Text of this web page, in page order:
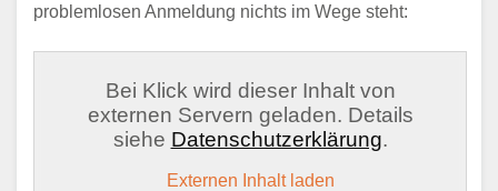
problemlosen Anmeldung nichts im Wege steht:
Bei Klick wird dieser Inhalt von
externen Servern geladen. Details
siehe Datenschutzerklärung.
Externen Inhalt laden